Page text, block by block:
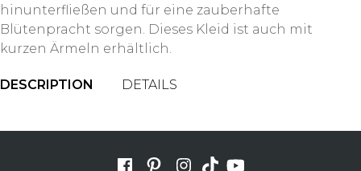
hinunterfließen und für eine zauberhafte
Blütenpracht sorgen. Dieses Kleid ist auch mit
kurzen Ärmeln erhältlich.
DESCRIPTION DETAILS